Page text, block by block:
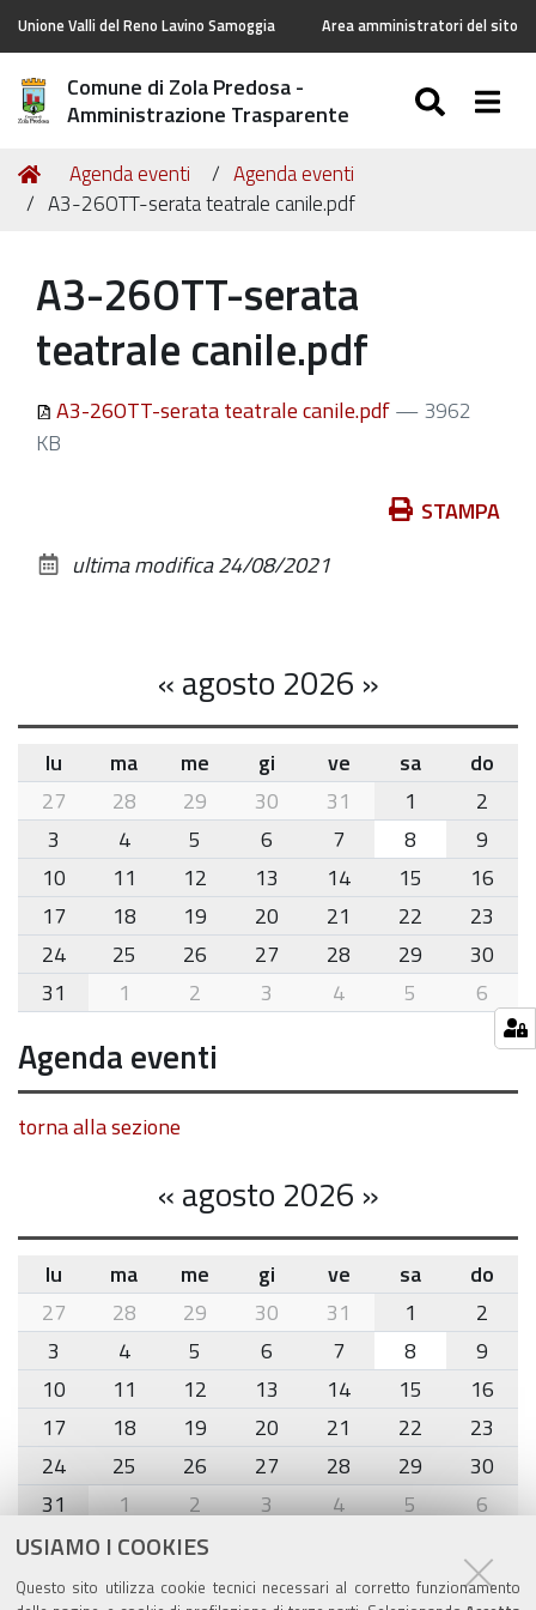
USIAMO I COOKIES
Questo sito utilizza cookie tecnici necessari al corretto funzionamento
Unione Valli del Reno Lavino Samoggia Area amministratori del sito
Comune di Zola Predosa -
Amministrazione Trasparente
Tu
sei
Home
Agenda eventi
Agenda eventi
A3-26OTT-serata teatrale canile.pdf
A3-26OTT-serata
teatrale canile.pdf
A3-26OTT-serata teatrale canile.pdf— 3962
KB
documento
STAMPA
ultima modifica24/08/2021
«agosto 2026 »
month-
8
lu ma me gi ve sa
do
27
28 29 30 31 1
2
3
4 5 6 7 8
9
10
11 12 13 14 15
16
17
18 19 20 21 22
23
24
25 26 27 28 29
30
31
1 2 3 4 5 6
Agenda eventi
torna alla sezione
«agosto 2026 »
month-
8
lu ma me gi ve sa
do
27
28 29 30 31 1
2
3
4 5 6 7 8
9
10
11 12 13 14 15
16
17
18 19 20 21 22
23
24
25 26 27 28 29
30
31
1 2 3 4 5 6
Agenda eventi